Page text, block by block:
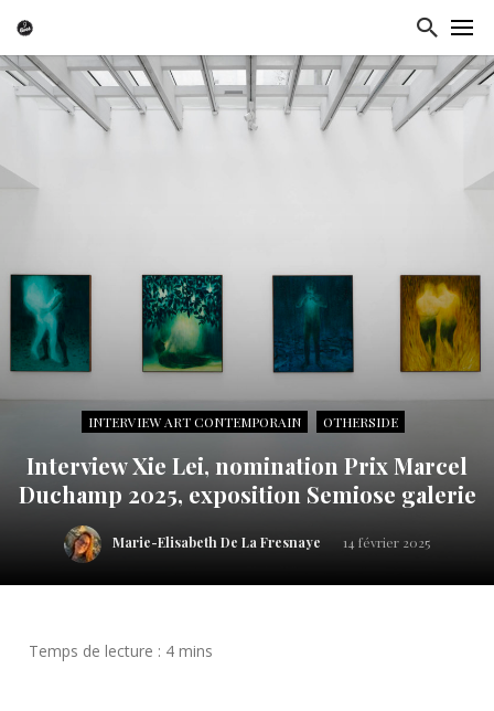
INTERVIEW ART CONTEMPORAIN OTHERSIDE
Interview Xie Lei, nomination Prix Marcel
Duchamp 2025, exposition Semiose galerie
Marie-Elisabeth De La Fresnaye 14 février 2025